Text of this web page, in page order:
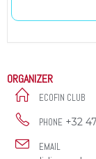
ORGANIZER
ECOFIN CLUB
PHONE +32
EMAIL